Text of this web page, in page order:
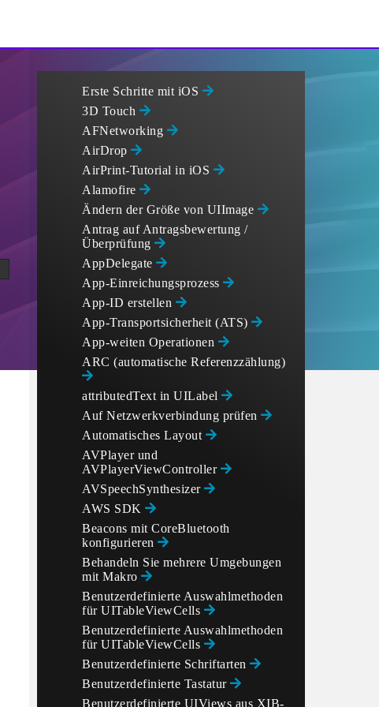
Erste Schritte mit iOS
3D Touch
AFNetworking
AirDrop
AirPrint-Tutorial in iOS
Alamofire
Ändern der Größe von UIImage
Antrag auf Antragsbewertung /
Überprüfung
AppDelegate
App-Einreichungsprozess
App-ID erstellen
App-Transportsicherheit (ATS)
App-weiten Operationen
ARC (automatische Referenzzählung)
attributedText in UILabel
Auf Netzwerkverbindung prüfen
Automatisches Layout
AVPlayer und
AVPlayerViewController
AVSpeechSynthesizer
AWS SDK
Beacons mit CoreBluetooth
konfigurieren
Behandeln Sie mehrere Umgebungen
mit Makro
Benutzerdefinierte Auswahlmethoden
für UITableViewCells
Benutzerdefinierte Auswahlmethoden
für UITableViewCells
Benutzerdefinierte Schriftarten
Benutzerdefinierte Tastatur
Benutzerdefinierte UIViews aus XIB-